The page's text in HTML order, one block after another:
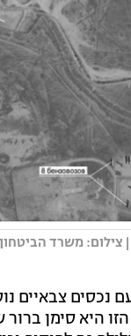
צילום: משרד
צבאיים
היא סימן